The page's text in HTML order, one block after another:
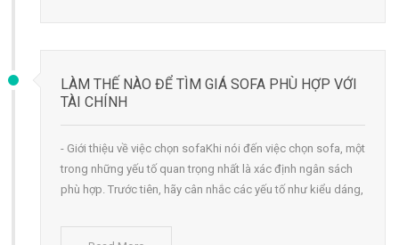
LÀM THẾ NÀO ĐỂ TÌM GIÁ SOFA PHÙ HỢP VỚI
TÀI CHÍNH
- Giới thiệu về việc chọn sofaKhi nói đến việc chọn sofa, một
trong những yếu tố quan trọng nhất là xác định ngân sách
phù hợp. Trước tiên, hãy cân nhắc các yếu tố như kiểu dáng,